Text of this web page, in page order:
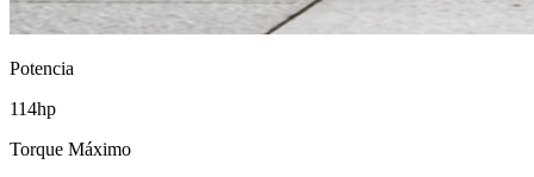
Potencia
114hp
Torque Máximo